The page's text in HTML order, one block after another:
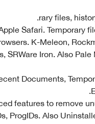
rary files,
Safari. Temporary
K-Meleon,
SRWare Iron. Also
Documents,
features to remove
ProgIDs. Also